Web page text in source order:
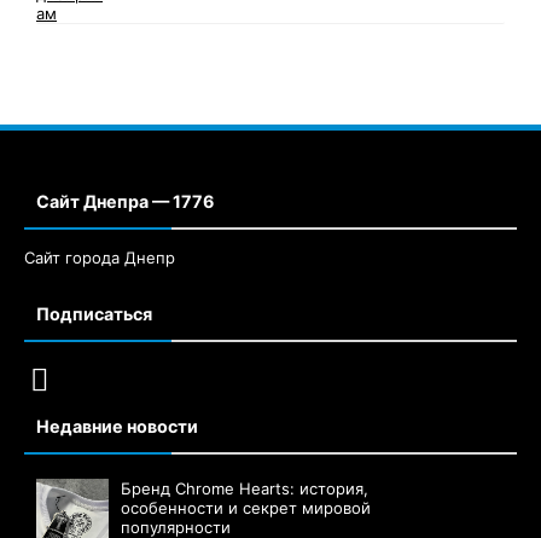
Сайт Днепра — 1776
Сайт города Днепр
Подписаться
Недавние новости
Бренд Chrome Hearts: история,
особенности и секрет мировой
популярности